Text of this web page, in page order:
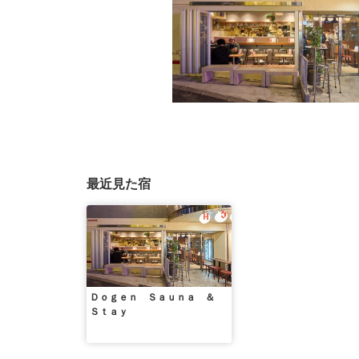
最近見た宿
Ｄｏｇｅｎ Ｓａｕｎａ ＆
Ｓｔａｙ